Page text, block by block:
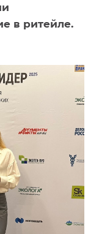
в ритейле.